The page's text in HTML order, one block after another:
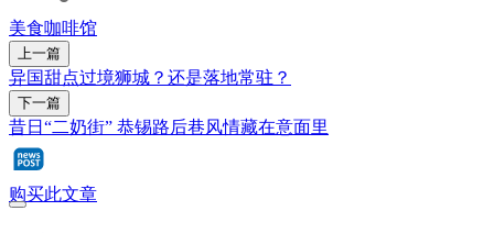
美食咖啡馆
上一篇
异国甜点过境狮城？还是落地常驻？
下一篇
昔日“二奶街” 恭锡路后巷风情藏在意面里
购买此文章